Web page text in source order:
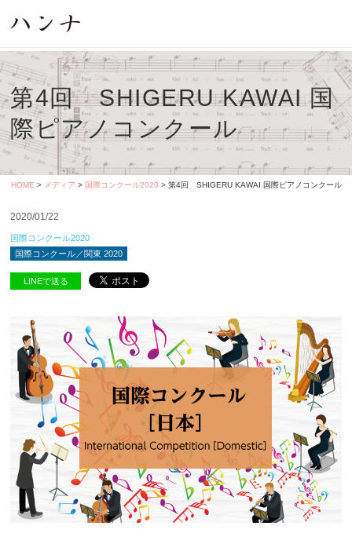
第4回 SHIGERU KAWAI 国
際ピアノコンクール
HOME > メディア > 国際コンクール2020 > 第4回 SHIGERU KAWAI 国際ピアノコンクール
2020/01/22
国際コンクール2020
国際コンクール／関東 2020
LINEで送る